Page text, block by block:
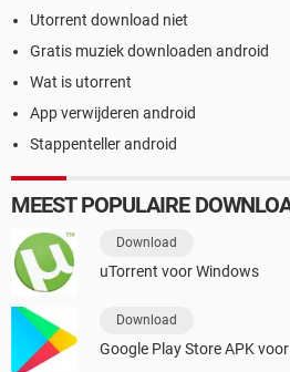
Utorrent download niet
Gratis muziek downloaden android
Wat is utorrent
App verwijderen android
Stappenteller android
MEEST POPULAIRE
Download
uTorrent voor Windows
Download
Google Play Store APK